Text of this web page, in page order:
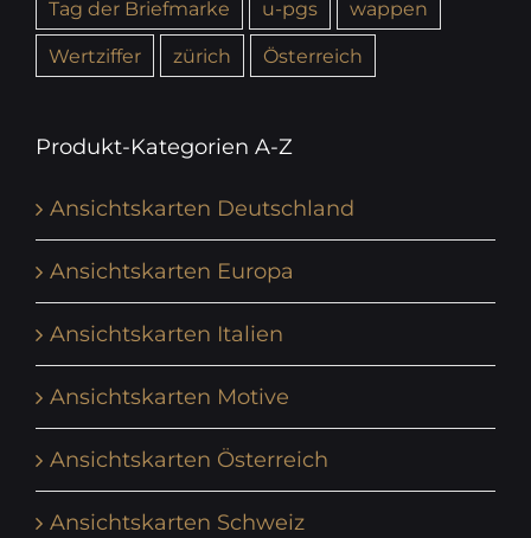
Tag der Briefmarke
u-pgs
wappen
Wertziffer
zürich Österreich
Produkt-Kategorien A-Z
Ansichtskarten Deutschland
Ansichtskarten Europa
Ansichtskarten Italien
Ansichtskarten Motive
Ansichtskarten Österreich
Ansichtskarten Schweiz